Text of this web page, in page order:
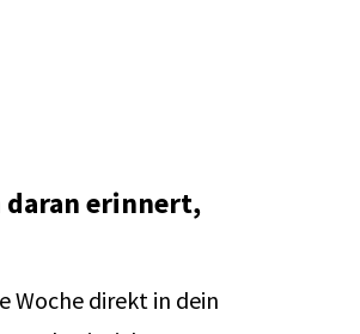
daran erinnert,
Woche direkt in dein